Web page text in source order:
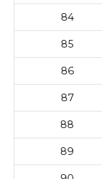
84
85
86
87
88
89